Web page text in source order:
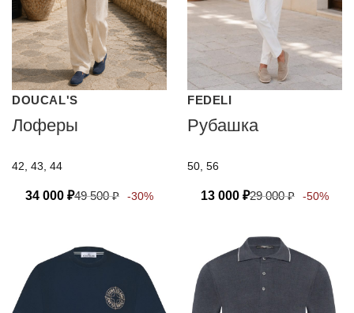
DOUCAL'S
Лоферы
42, 43, 44
34 000 ₽49 500₽ -30%
FEDELI
Рубашка
50, 56
13 000 ₽29 000₽ -50%